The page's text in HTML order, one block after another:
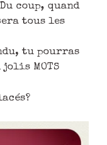
coup, quand
tous les
tu pourras
MOTS